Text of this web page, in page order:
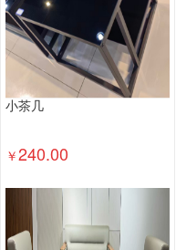
数据库
通用摄像
视频会议
复印机
台式计
小茶几
￥240.00